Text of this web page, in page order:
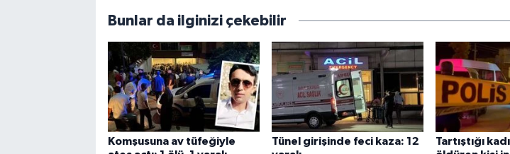
Bunlar da ilginizi çekebilir
Komşusuna av tüfeğiyle
Tünel girişinde feci kaza: 12
Tartıştığı